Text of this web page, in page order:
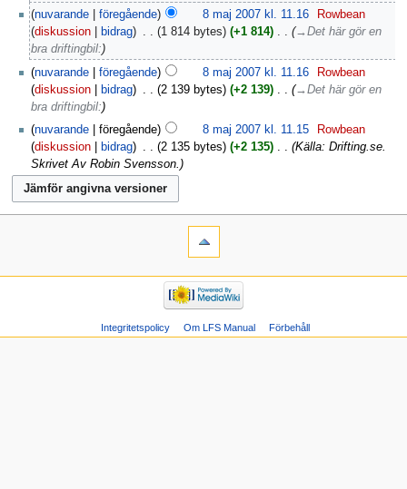
nuvarande
föregående 8 maj 2007 kl. 11.16
Rowbean
diskussion
bidrag 1 814 bytes +1 814 ‎
→‎Det här gör en
bra driftingbil:
nuvarande
föregående 8 maj 2007 kl. 11.16
Rowbean
diskussion
bidrag 2 139 bytes +2 139 ‎
→‎Det här gör en
bra driftingbil:
nuvarande
föregående 8 maj 2007 kl. 11.15
Rowbean
diskussion
bidrag 2 135 bytes +2 135 ‎
Källa: Drifting.se.
Skrivet Av Robin Svensson.
Integritetspolicy Om LFS Manual Förbehåll